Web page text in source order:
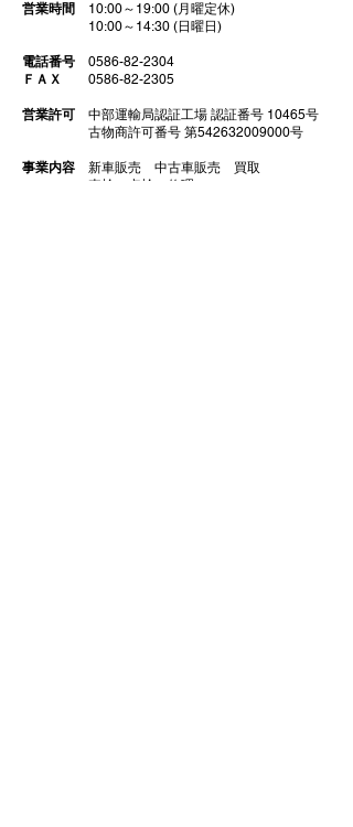
営業時間 10:00～19:00 (月曜定休)
10:00～14:30 (日曜日)
電話番号 0586-82-2304
ＦＡＸ 0586-82-2305
営業許可 中部運輸局認証工場 認証番号 10465号
古物商許可番号 第542632009000号
事業内容 新車販売 中古車販売 買取
車検 点検 修理